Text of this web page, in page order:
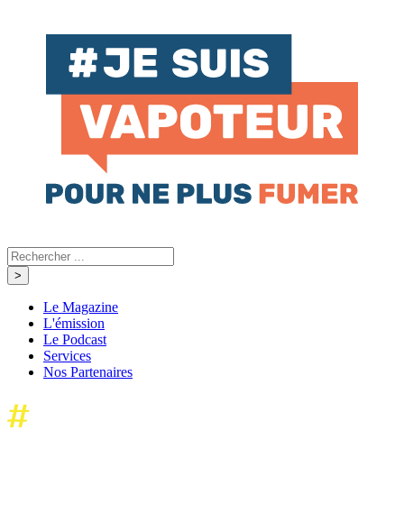
Le Magazine
L'émission
Le Podcast
Services
Nos Partenaires